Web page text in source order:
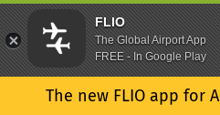
The new FLIO app for
FLIO
The Global Airport App
FREE - In Google Play